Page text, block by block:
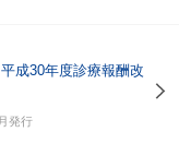
平成30年度診療報酬改
発行